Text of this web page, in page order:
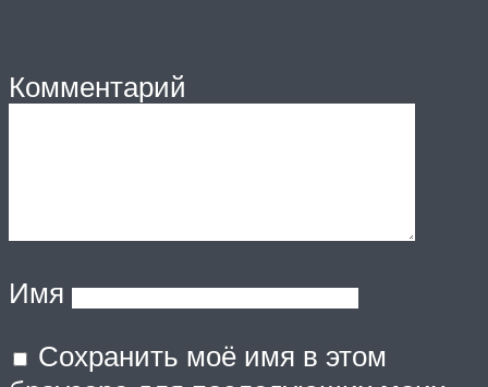
Комментарий
Имя
Сохранить моё имя в этом